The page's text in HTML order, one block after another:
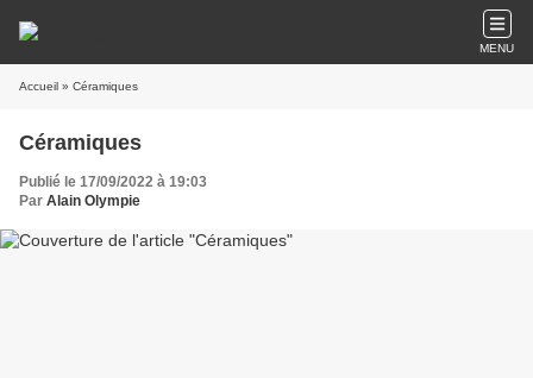
MENU
Accueil » Céramiques
Céramiques
Publié le 17/09/2022 à 19:03
Par Alain Olympie